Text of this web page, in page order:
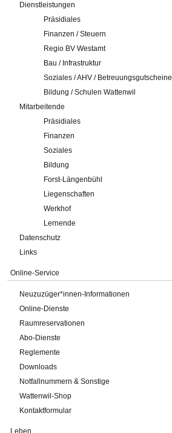
Dienstleistungen
Präsidiales
Finanzen / Steuern
Regio BV Westamt
Bau / Infrastruktur
Soziales / AHV / Betreuungsgutscheine
Bildung / Schulen Wattenwil
Mitarbeitende
Präsidiales
Finanzen
Soziales
Bildung
Forst-Längenbühl
Liegenschaften
Werkhof
Lernende
Datenschutz
Links
Online-Service
Neuzuzüger*innen-Informationen
Online-Dienste
Raumreservationen
Abo-Dienste
Reglemente
Downloads
Notfallnummern & Sonstige
Wattenwil-Shop
Kontaktformular
Leben